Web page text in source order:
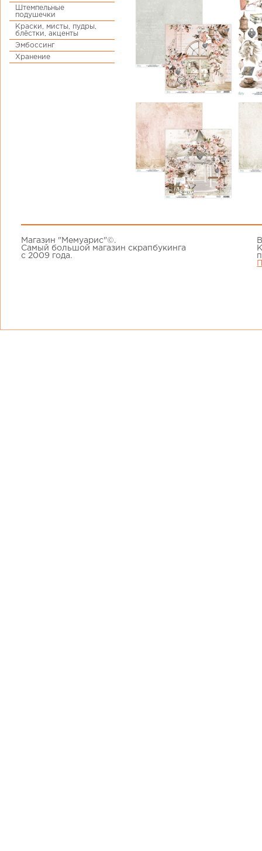
Штемпельные
подушечки
Краски, мисты, пудры,
блёстки, акценты
Эмбоссинг
Хранение
Магазин "Мемуарис"©.
Самый большой магазин скрапбукинга
с 2009 года.